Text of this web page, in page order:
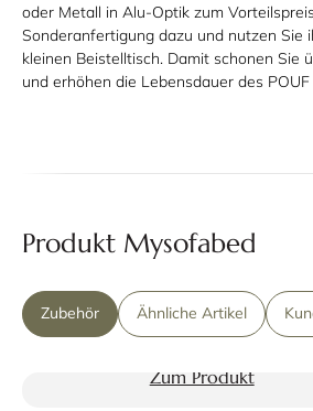
oder Metall in Alu-Optik zum
Sonderanfertigung dazu und nutzen Sie
kleinen Beistelltisch. Damit schonen Sie
und erhöhen die Lebensdauer des
Produkt Mysofabed
Zubehör Ähnliche Artikel
Zum Produkt